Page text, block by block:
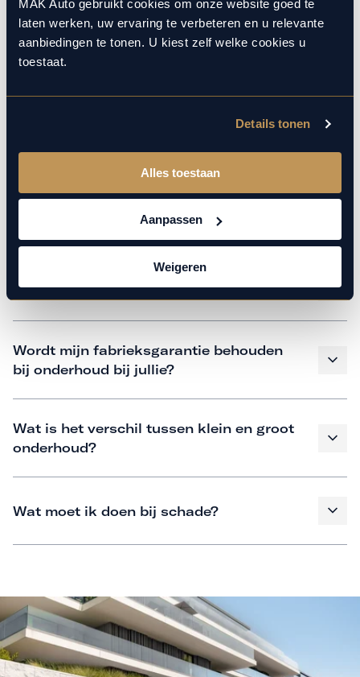
MAK Auto gebruikt cookies om onze website goed te
laten werken, uw ervaring te verbeteren en u relevante
aanbiedingen te tonen. U kiest zelf welke cookies u
toestaat.
Details tonen
Alles toestaan
Aanpassen
Weigeren
verzorgen het onderhoud op hetzelfde niveau als een
merkdealer, met behoud van de fabrieksgarantie. Kom
gerust langs in onze werkplaats voor een APK of een
Hoe weet ik welk onderhoud mijn
auto nodig heeft en wanneer?
Is vervangend vervoer mogelijk?
Wordt mijn fabrieksgarantie behouden
bij onderhoud bij jullie?
Wat is het verschil tussen klein en groot
onderhoud?
Wat moet ik doen bij schade?